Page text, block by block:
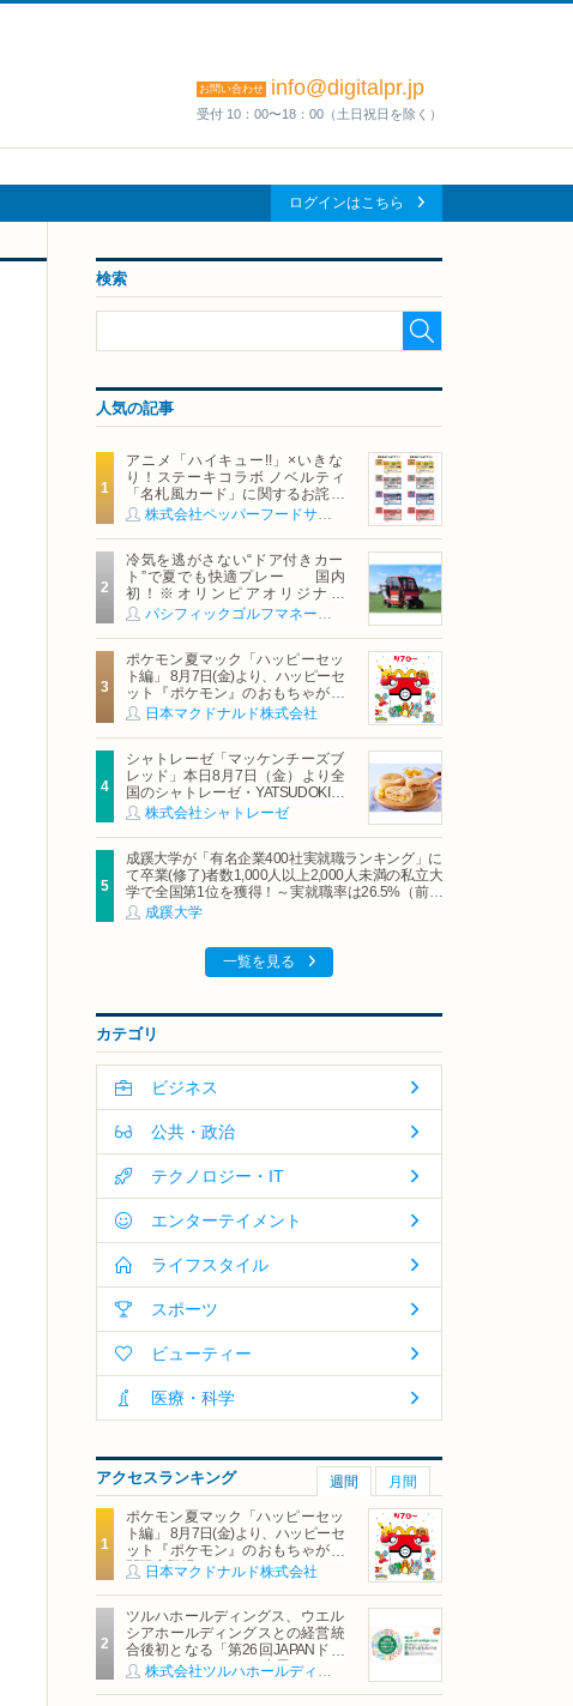
お問い合わせ info@digitalpr.jp
受付 10：00〜18：00（土日祝日を除く）
ログインはこちら
検索
人気の記事
アニメ「ハイキュー!!」×いきな
り！ステーキコラボ ノベルティ
「名札風カード」に関するお詫び
および交換対応についてのご案内
冷気を逃がさない“ドア付きカー
ト”で夏でも快適プレー 国内
初！※オリンピアオリジナル
「AirCon Cart（エアコンカー
ト）」導入 | ＰＧＭ
ポケモン夏マック「ハッピーセッ
ト編」 8月7日(金)より、ハッピーセ
ット『ポケモン』のおもちゃが期
間限定登場
日本マクドナルド株式会社
シャトレーゼ「マッケンチーズブ
レッド」本日8月7日（金）より全
国のシャトレーゼ・YATSUDOKIで
発売株式会社シャトレーゼ
成蹊大学が「有名企業400社実就職ランキング」に
て卒業(修了)者数1,000人以上2,000人未満の私立大
学で全国第1位を獲得！～実就職率は26.5%（前年
比＋4.3pt）に伸長、東京の私立大学でも10位にラ
ンクイン～
成蹊大学
一覧を見る
カテゴリ
ビジネス
公共・政治
テクノロジー・IT
エンターテイメント
ライフスタイル
スポーツ
ビューティー
医療・科学
アクセスランキング 週間 月間
ポケモン夏マック「ハッピーセッ
ト編」 8月7日(金)より、ハッピーセ
ット『ポケモン』のおもちゃが期
間限定登場
日本マクドナルド株式会社
ツルハホールディングス、ウエル
シアホールディングスとの経営統
合後初となる「第26回JAPANドラ
ッグストアショー」に出展